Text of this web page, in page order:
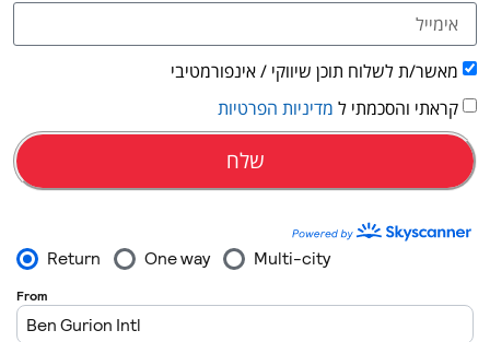
מאשר/ת לשלוח תוכן שיווקי / אינפורמטיבי
קראתי והסכמתי ל מדיניות הפרטיות
שלח